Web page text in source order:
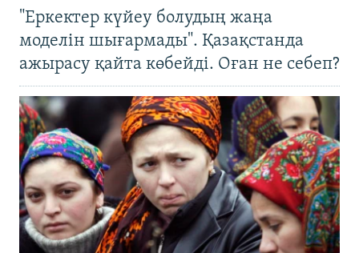
"Еркектер күйеу болудың жаңа
моделін шығармады". Қазақстанда
ажырасу қайта көбейді. Оған не себеп?